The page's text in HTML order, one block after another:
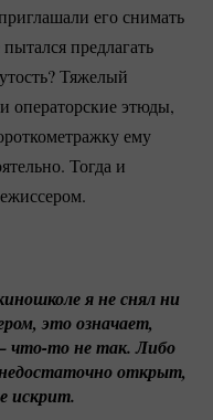
его снимать
предлагать
Тяжелый
операторские этюды,
ему
Тогда и
я не снял ни
это означает,
что-то не так. Либо
открыт,
искрит.